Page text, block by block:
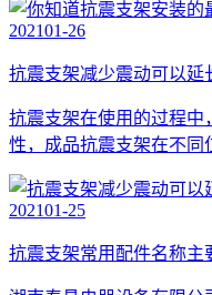
202101-26
抗震支架减少震动可以延
抗震支架在使用的过程中
性，成品抗震支架在不
202101-25
抗震支架常用配件名称主